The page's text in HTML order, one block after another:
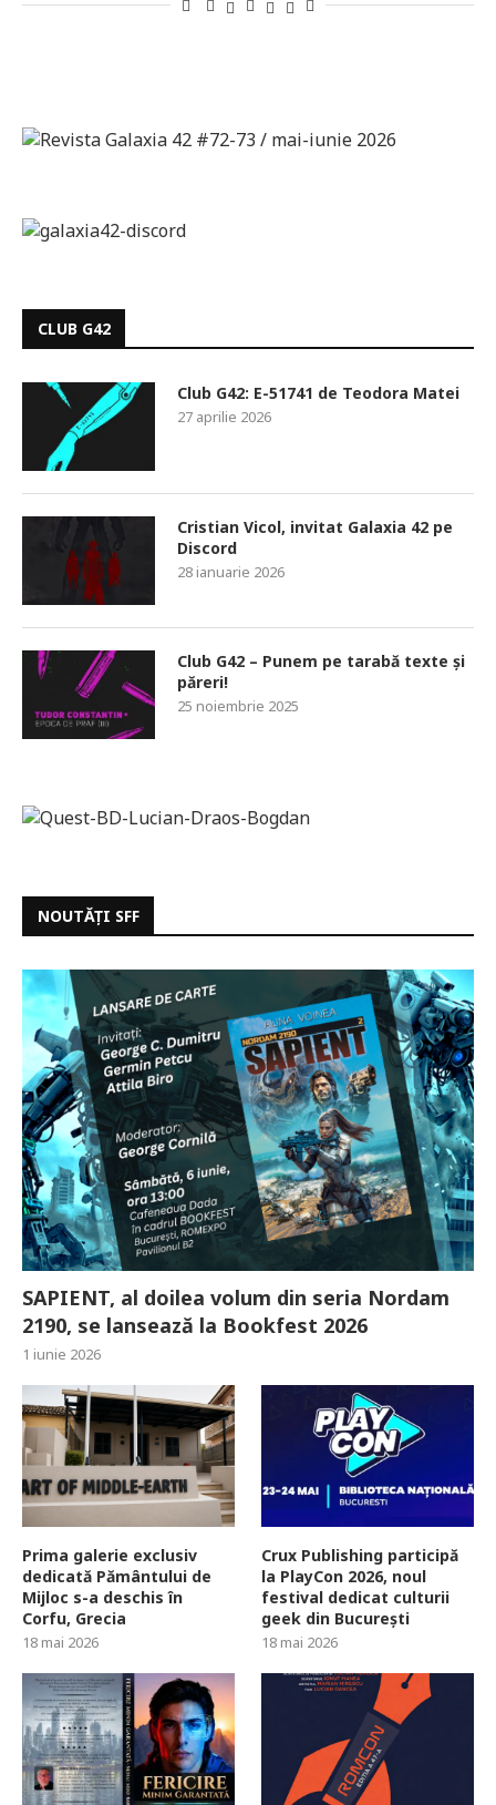
CLUB G42
Club G42: E-51741 de Teodora Matei
27 aprilie 2026
Cristian Vicol, invitat Galaxia 42 pe
Discord
28 ianuarie 2026
Club G42 – Punem pe tarabă texte și
păreri!
25 noiembrie 2025
NOUTĂȚI SFF
SAPIENT, al doilea volum din seria Nordam
2190, se lansează la Bookfest 2026
1 iunie 2026
Prima galerie exclusiv
dedicată Pământului de
Mijloc s-a deschis în
Corfu, Grecia
18 mai 2026
Crux Publishing participă
la PlayCon 2026, noul
festival dedicat culturii
geek din București
18 mai 2026